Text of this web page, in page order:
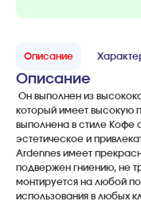
Описание
Описание
Он выполнен из
который имеет высокую
выполнена в стиле Кофе
эстетическое и
Ardennes имеет
подвержен гниению, не
монтируется на любой
использования в любых